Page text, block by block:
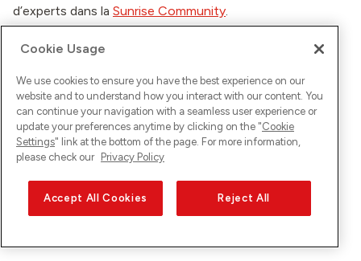
d’experts dans la Sunrise Community.
4 Contactez-nous
Si le problème persiste,veuillez nous contacter.
Cookie Usage
We use cookies to ensure you have the best experience on our
website and to understand how you interact with our content. You
can continue your navigation with a seamless user experience or
update your preferences anytime by clicking on the "Cookie
Settings" link at the bottom of the page. For more information,
please check our Privacy Policy
Accept All Cookies Reject All